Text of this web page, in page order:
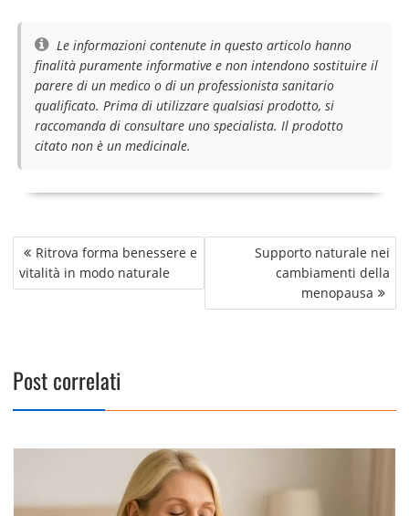
Le informazioni contenute in questo articolo hanno
finalità puramente informative e non intendono sostituire il
parere di un medico o di un professionista sanitario
qualificato. Prima di utilizzare qualsiasi prodotto, si
raccomanda di consultare uno specialista. Il prodotto
citato non è un medicinale.
Navigazione
articoli
Ritrova forma benessere e
vitalità in modo naturale
Supporto naturale nei
cambiamenti della
menopausa
Post correlati